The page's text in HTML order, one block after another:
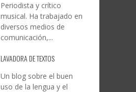
Periodista y crítico
musical. Ha trabajado en
diversos medios de
comunicación,...
LAVADORA DE TEXTOS
Un blog sobre el buen
uso de la lengua y el